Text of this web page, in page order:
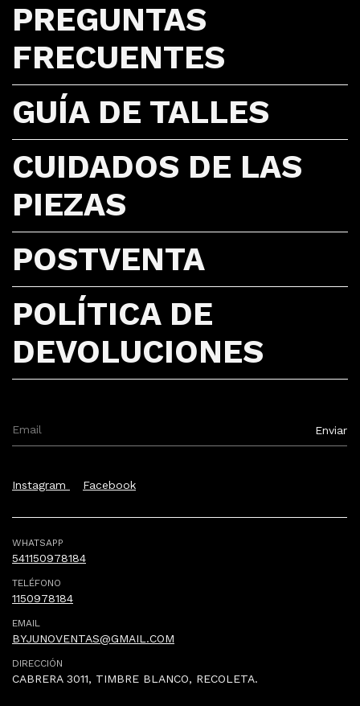
PREGUNTAS
FRECUENTES
GUÍA DE TALLES
CUIDADOS DE LAS
PIEZAS
POSTVENTA
POLÍTICA DE
DEVOLUCIONES
Instagram Facebook
WHATSAPP
541150978184
TELÉFONO
1150978184
EMAIL
BYJUNOVENTAS@GMAIL.COM
DIRECCIÓN
CABRERA 3011, TIMBRE BLANCO, RECOLETA.